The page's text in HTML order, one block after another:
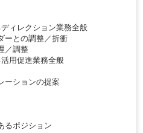
ィレクション業務全般
ーとの調整／折衝
／調整
用促進業務全般
ーションの提案
るポジション